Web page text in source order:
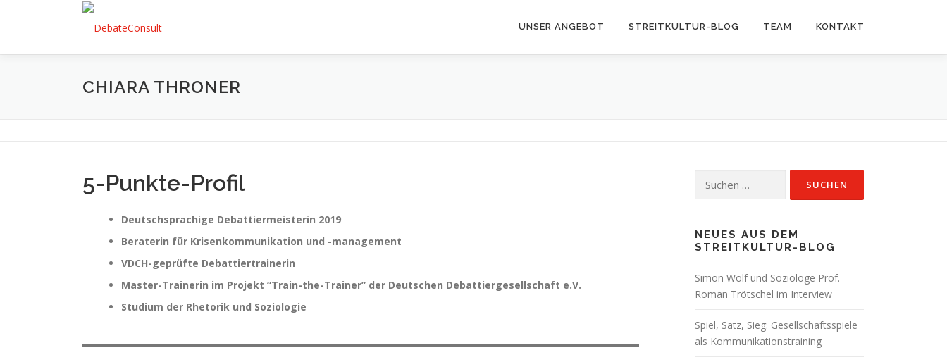
UNSER ANGEBOT STREITKULTUR-BLOG TEAM KONTAKT
CHIARA THRONER
5-Punkte-Profil
Deutschsprachige Debattiermeisterin 2019
Beraterin für Krisenkommunikation und -management
VDCH-geprüfte Debattiertrainerin
Master-Trainerin im Projekt “Train-the-Trainer” der Deutschen Debattiergesellschaft e.V.
Studium der Rhetorik und Soziologie
nach:
NEUES AUS DEM
STREITKULTUR-BLOG
Simon Wolf und Soziologe Prof.
Roman Trötschel im Interview
Spiel, Satz, Sieg: Gesellschaftsspiele
als Kommunikationstraining